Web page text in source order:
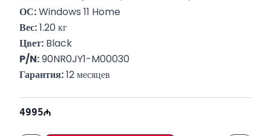
ОС: Windows 11 Home
Вес: 1.20 кг
Цвет: Black
P/N: 90NR0JY1-M00030
Гарантия: 12 месяцев
4995